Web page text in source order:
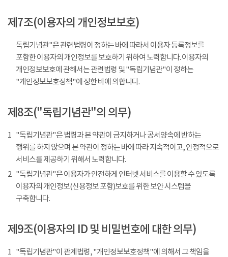
제7조(이용자의 개인정보보호)
독립기념관"은 관련법령이 정하는 바에 따라서 이용자 등록정보를
포함한 이용자의 개인정보를 보호하기 위하여 노력합니다. 이용자의
개인정보보호에 관해서는 관련법령 및 "독립기념관"이 정하는
"개인정보보호정책"에 정한 바에 의합니다.
제8조("독립기념관"의 의무)
1 "독립기념관"은 법령과 본 약관이 금지하거나 공서양속에 반하는
행위를 하지 않으며 본 약관이 정하는 바에 따라 지속적이고, 안정적으로
서비스를 제공하기 위해서 노력합니다.
2 "독립기념관"은 이용자가 안전하게 인터넷 서비스를 이용할 수 있도록
이용자의 개인정보(신용정보 포함)보호를 위한 보안 시스템을
구축합니다.
제9조(이용자의 ID 및 비밀번호에 대한 의무)
1 "독립기념관"이 관계법령, "개인정보보호정책"에 의해서 그 책임을